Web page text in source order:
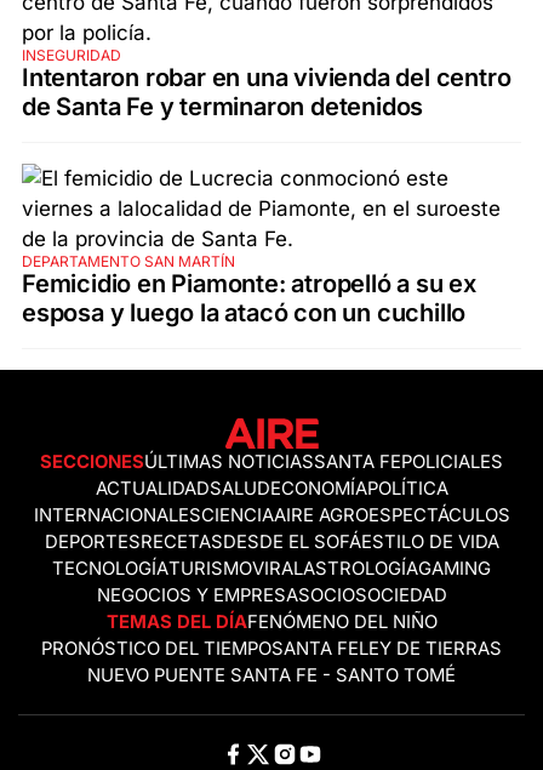
INSEGURIDAD
Intentaron robar en una vivienda del centro
de Santa Fe y terminaron detenidos
DEPARTAMENTO SAN MARTÍN
Femicidio en Piamonte: atropelló a su ex
esposa y luego la atacó con un cuchillo
SECCIONESÚLTIMAS NOTICIASSANTA FEPOLICIALES
ACTUALIDADSALUDECONOMÍAPOLÍTICA
INTERNACIONALESCIENCIAAIRE AGROESPECTÁCULOS
DEPORTESRECETASDESDE EL SOFÁESTILO DE VIDA
TECNOLOGÍATURISMOVIRALASTROLOGÍAGAMING
NEGOCIOS Y EMPRESASOCIOSOCIEDAD
TEMAS DEL DÍAFENÓMENO DEL NIÑO
PRONÓSTICO DEL TIEMPOSANTA FELEY DE TIERRAS
NUEVO PUENTE SANTA FE - SANTO TOMÉ